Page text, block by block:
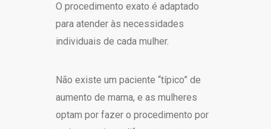
O procedimento exato é adaptado
para atender às necessidades
individuais de cada mulher.
Não existe um paciente “típico” de
aumento de mama, e as mulheres
optam por fazer o procedimento por